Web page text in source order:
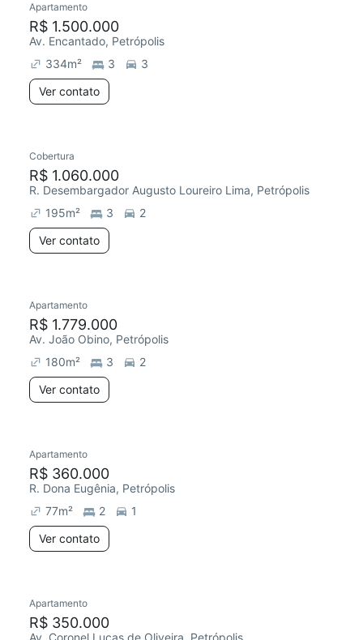
Redecorar
Apartamento
R$ 1.500.000
Av. Encantado, Petrópolis
334m² 3
3
Ver contato
Redecorar
Cobertura
R$ 1.060.000
R. Desembargador Augusto Loureiro Lima, Petrópolis
195m² 3
2
Ver contato
Redecorar
Apartamento
R$ 1.779.000
Av. João Obino, Petrópolis
180m² 3
2
Ver contato
Redecorar
Apartamento
R$ 360.000
R. Dona Eugênia, Petrópolis
77m² 2
1
Ver contato
Redecorar
Apartamento
R$ 350.000
Av. Coronel Lucas de Oliveira, Petrópolis